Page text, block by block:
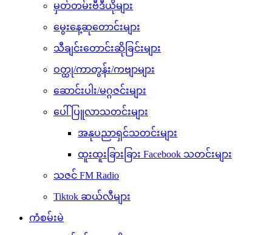
မှတ်တမ်းဗီဒီယိုများ
မွေးနေ့ဆုတောင်းများ
သီချင်းတောင်းဆိုခြင်းများ
ဝတ္ထု/ကာတွန်း/ကဗျာများ
ဆောင်းပါး/မဂ္ဂဇင်းများ
ပေါ်ပြူလာသတင်းများ
အနုပညာရှင်သတင်းများ
ထူးထူးခြားခြား Facebook သတင်းများ
သဇင် FM Radio
Tiktok ဆယ်လီများ
ကံစမ်းမဲ